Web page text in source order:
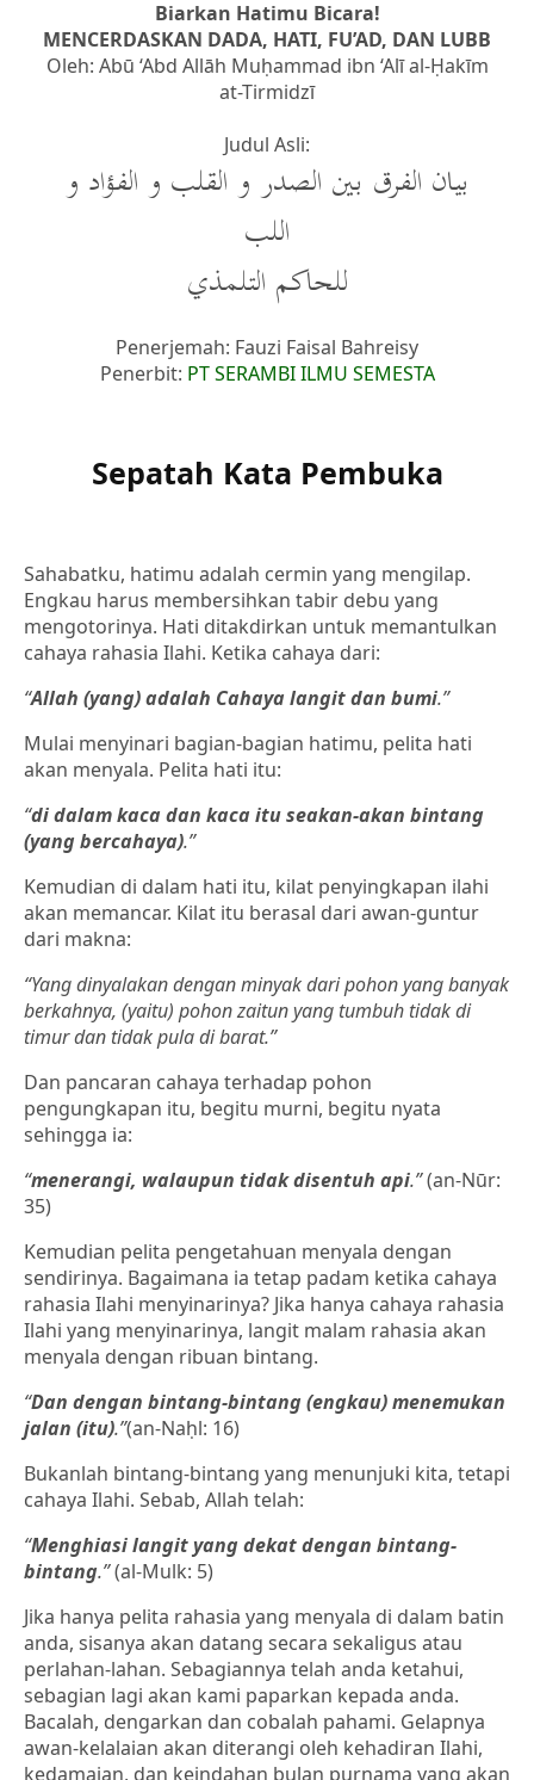
Biarkan Hatimu Bicara!
MENCERDASKAN DADA, HATI, FU’AD, DAN LUBB
Oleh: Abū ‘Abd Allāh Muḥammad ibn ‘Alī al-Ḥakīm
at-Tirmidzī
Judul Asli:
بيان الفرق بين الصدر و القلب و الفؤاد و
اللب
للحاكم التلمذي
Penerjemah: Fauzi Faisal Bahreisy
Penerbit: PT SERAMBI ILMU SEMESTA
Sepatah Kata Pembuka
Sahabatku, hatimu adalah cermin yang mengilap.
Engkau harus membersihkan tabir debu yang
mengotorinya. Hati ditakdirkan untuk memantulkan
cahaya rahasia Ilahi. Ketika cahaya dari:
“Allah (yang) adalah Cahaya langit dan bumi.”
Mulai menyinari bagian-bagian hatimu, pelita hati
akan menyala. Pelita hati itu:
“di dalam kaca dan kaca itu seakan-akan bintang
(yang bercahaya).”
Kemudian di dalam hati itu, kilat penyingkapan ilahi
akan memancar. Kilat itu berasal dari awan-guntur
dari makna:
“Yang dinyalakan dengan minyak dari pohon yang banyak
berkahnya, (yaitu) pohon zaitun yang tumbuh tidak di
timur dan tidak pula di barat.”
Dan pancaran cahaya terhadap pohon
pengungkapan itu, begitu murni, begitu nyata
sehingga ia:
“menerangi, walaupun tidak disentuh api.”(an-Nūr:
35)
Kemudian pelita pengetahuan menyala dengan
sendirinya. Bagaimana ia tetap padam ketika cahaya
rahasia Ilahi menyinarinya? Jika hanya cahaya rahasia
Ilahi yang menyinarinya, langit malam rahasia akan
menyala dengan ribuan bintang.
“Dan dengan bintang-bintang (engkau) menemukan
jalan (itu).”(an-Naḥl: 16)
Bukanlah bintang-bintang yang menunjuki kita, tetapi
cahaya Ilahi. Sebab, Allah telah:
“Menghiasi langit yang dekat dengan bintang-
bintang.”(al-Mulk: 5)
Jika hanya pelita rahasia yang menyala di dalam batin
anda, sisanya akan datang secara sekaligus atau
perlahan-lahan. Sebagiannya telah anda ketahui,
sebagian lagi akan kami paparkan kepada anda.
Bacalah, dengarkan dan cobalah pahami. Gelapnya
awan-kelalaian akan diterangi oleh kehadiran Ilahi,
kedamaian, dan keindahan bulan purnama yang akan